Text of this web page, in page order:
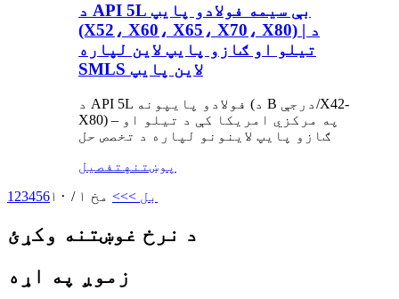
د API 5L بې سیمه فولادو پایپ
(X52، X60، X65، X70، X80) | د
تیلو او ګازو پایپ لاین لپاره
SMLS لاین پایپ
د API 5L فولادو پایپونه (د B درجې/X42-
X80) – په مرکزي امریکا کې د تیلو او
ګازو پایپ لاینونو لپاره د تخصص حل
پوښتنه تفصیل
1 23456 بل >>> مخ ۱ / ۱۰
د نرخ غوښتنه وکړئ
زموږ په اړه